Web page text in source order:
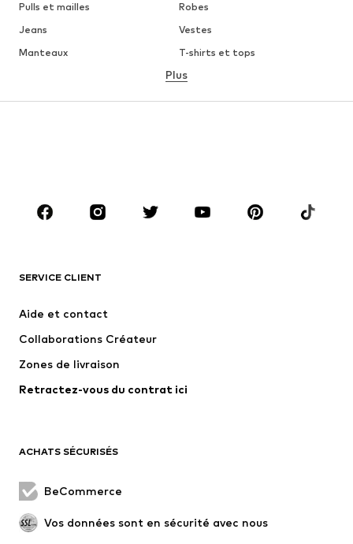
Pulls et mailles
Robes
Jeans
Vestes
Manteaux
T-shirts et tops
Lingerie
Jupes
Blouses et tuniques
Accessoires
Premium
Nouveautés
Lingerie
Manteaux
Jupes
Occasions spéciales
Plus
SERVICE CLIENT
Aide et contact
Collaborations Créateur
Zones de livraison
Retractez-vous du contrat ici
ACHATS SÉCURISÉS
BeCommerce
Vos données sont en sécurité avec nous